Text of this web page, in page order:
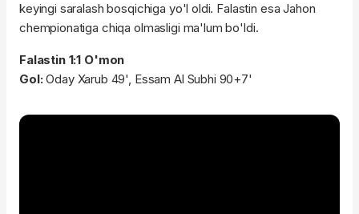
keyingi saralash bosqichiga yo'l oldi. Falastin esa Jahon
chempionatiga chiqa olmasligi ma'lum bo'ldi.
Falastin 1:1 O'mon
Gol:Oday Xarub 49', Essam Al Subhi 90+7'